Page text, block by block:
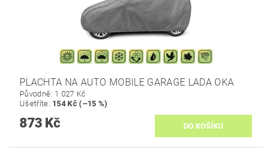
PLACHTA NA AUTO MOBILE GARAGE LADA OKA
Původně: 1 027 Kč
Ušetříte: 154 Kč (–15 %)
873 Kč